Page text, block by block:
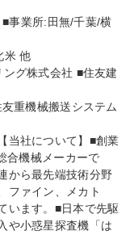
事業所:田無/千葉/横
米 他
グ株式会社 ■住友建
重機械搬送システム
当社について】■創業
合機械メーカーで
から最先端技術分野
ファイン、メカト
います。■日本で先駆
や小惑星探査機「は